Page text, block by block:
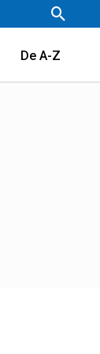
De A-Z